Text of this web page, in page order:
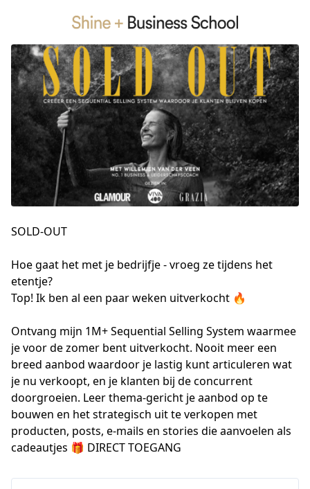
SOLD-OUT
Hoe gaat het met je bedrijfje - vroeg ze tijdens het
etentje?
Top! Ik ben al een paar weken uitverkocht 🔥
Ontvang mijn 1M+ Sequential Selling System waarmee
je voor de zomer bent uitverkocht. Nooit meer een
breed aanbod waardoor je lastig kunt articuleren wat
je nu verkoopt, en je klanten bij de concurrent
doorgroeien. Leer thema-gericht je aanbod op te
bouwen en het strategisch uit te verkopen met
producten, posts, e-mails en stories die aanvoelen als
cadeautjes 🎁 DIRECT TOEGANG